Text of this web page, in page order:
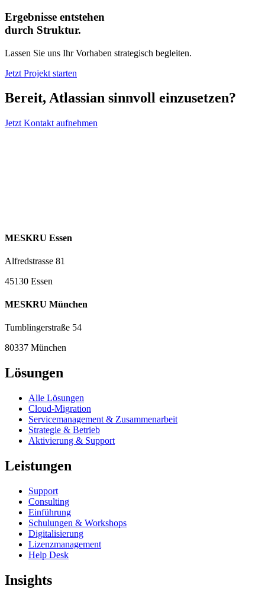
Ergebnisse entstehen
durch Struktur.
Lassen Sie uns Ihr Vorhaben strategisch begleiten.
Jetzt Projekt starten
Bereit, Atlassian sinnvoll einzusetzen?
Jetzt Kontakt aufnehmen
MESKRU Essen
Alfredstrasse 81
45130 Essen
MESKRU München
Tumblingerstraße 54
80337 München
Lösungen
Alle Lösungen
Cloud-Migration
Servicemanagement & Zusammenarbeit
Strategie & Betrieb
Aktivierung & Support
Leistungen
Support
Consulting
Einführung
Schulungen & Workshops
Digitalisierung
Lizenzmanagement
Help Desk
Insights